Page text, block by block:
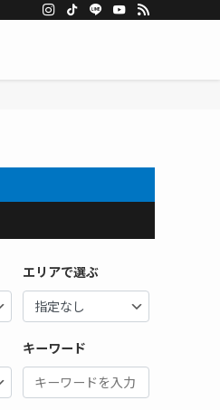
エリアで選ぶ
キーワード